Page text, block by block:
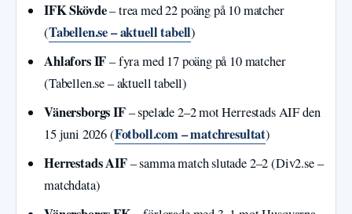
IFK Skövde– trea med 22 poäng på 10 matcher
(Tabellen.se – aktuell tabell)
Ahlafors IF– fyra med 17 poäng på 10 matcher
(Tabellen.se – aktuell tabell)
Vänersborgs IF– spelade 2–2 mot Herrestads AIF den
15 juni 2026 (Fotboll.com – matchresultat)
Herrestads AIF– samma match slutade 2–2 (Div2.se –
matchdata)